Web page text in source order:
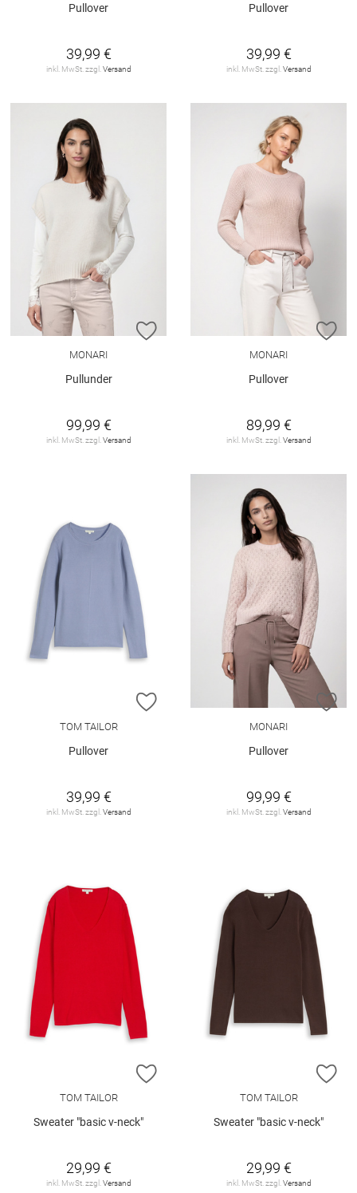
Pullover
39,99 €
inkl. MwSt. zzgl. Versand
Pullover
39,99 €
inkl. MwSt. zzgl. Versand
ZUR WUNSCHLISTE HINZUFÜGEN
MONARI
Pullunder
99,99 €
inkl. MwSt. zzgl. Versand
MONARI
Pullover
89,99 €
inkl. MwSt. zzgl. Versand
ZUR WUNSCHLISTE HINZUFÜGEN
TOM TAILOR
Pullover
39,99 €
inkl. MwSt. zzgl. Versand
MONARI
Pullover
99,99 €
inkl. MwSt. zzgl. Versand
ZUR WUNSCHLISTE HINZUFÜGEN
TOM TAILOR
Sweater "basic v-neck"
29,99 €
inkl. MwSt. zzgl. Versand
TOM TAILOR
Sweater "basic v-neck"
29,99 €
inkl. MwSt. zzgl. Versand